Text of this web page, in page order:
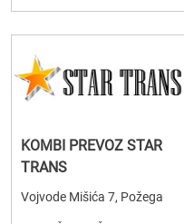
KOMBI PREVOZ STAR
TRANS
Vojvode Mišića 7, Požega